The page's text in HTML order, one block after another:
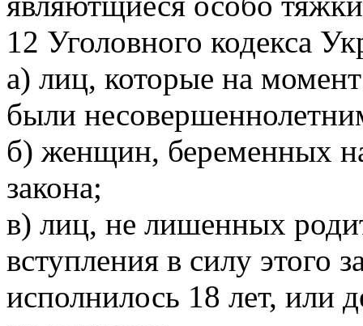
12 Уголовного кодекса
а) лиц, которые на
были
б) женщин, беременных
закона;
в) лиц, не лишенных
вступления в силу этого
исполнилось 18 лет, или